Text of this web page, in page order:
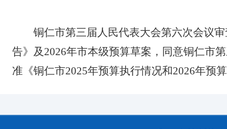
铜仁市第三届人民代表大会第六次会议
告》及 2026年市本级预算草案，同意铜仁市
准《铜仁市2025年预算执行情况和2026年预